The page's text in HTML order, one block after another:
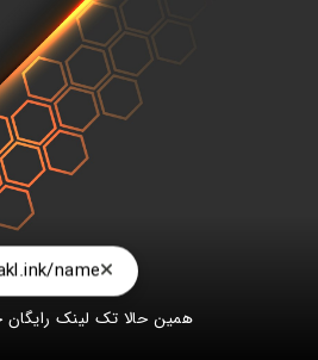
name
همین حالا تک لینک رایگان